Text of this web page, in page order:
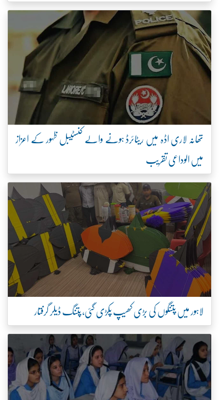
تھانہ لاری اڈہ میں ریٹائرڈ ہونے والے کنسٹیبل ظہور کے اعزاز
میں الوداعی تقریب
لاہور میں پتنگوں کی بڑی کھیپ پکڑی گئی، پتنگ ڈیلر گرفتار